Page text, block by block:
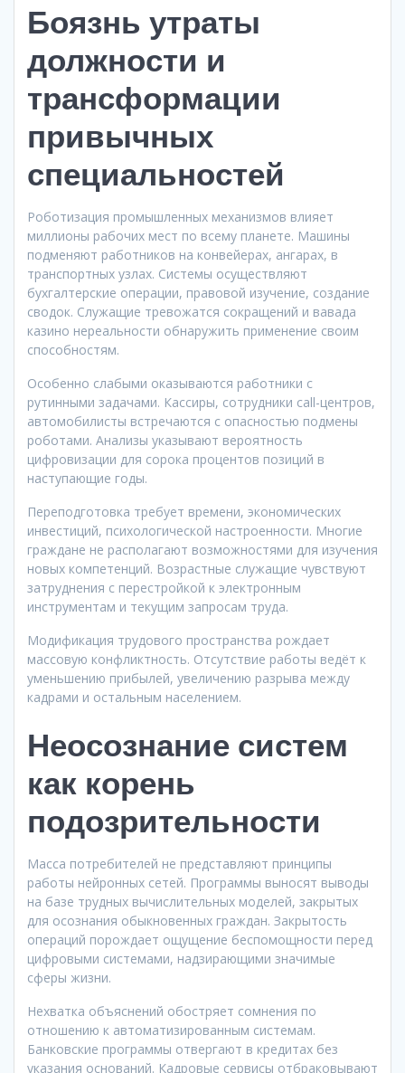
Боязнь утраты
должности и
трансформации
привычных
специальностей
Роботизация промышленных механизмов влияет
миллионы рабочих мест по всему планете. Машины
подменяют работников на конвейерах, ангарах, в
транспортных узлах. Системы осуществляют
бухгалтерские операции, правовой изучение, создание
сводок. Служащие тревожатся сокращений и вавада
казино нереальности обнаружить применение своим
способностям.
Особенно слабыми оказываются работники с
рутинными задачами. Кассиры, сотрудники call-центров,
автомобилисты встречаются с опасностью подмены
роботами. Анализы указывают вероятность
цифровизации для сорока процентов позиций в
наступающие годы.
Переподготовка требует времени, экономических
инвестиций, психологической настроенности. Многие
граждане не располагают возможностями для изучения
новых компетенций. Возрастные служащие чувствуют
затруднения с перестройкой к электронным
инструментам и текущим запросам труда.
Модификация трудового пространства рождает
массовую конфликтность. Отсутствие работы ведёт к
уменьшению прибылей, увеличению разрыва между
кадрами и остальным населением.
Неосознание систем
как корень
подозрительности
Масса потребителей не представляют принципы
работы нейронных сетей. Программы выносят выводы
на базе трудных вычислительных моделей, закрытых
для осознания обыкновенных граждан. Закрытость
операций порождает ощущение беспомощности перед
цифровыми системами, надзирающими значимые
сферы жизни.
Нехватка объяснений обостряет сомнения по
отношению к автоматизированным системам.
Банковские программы отвергают в кредитах без
указания оснований. Кадровые сервисы отбраковывают